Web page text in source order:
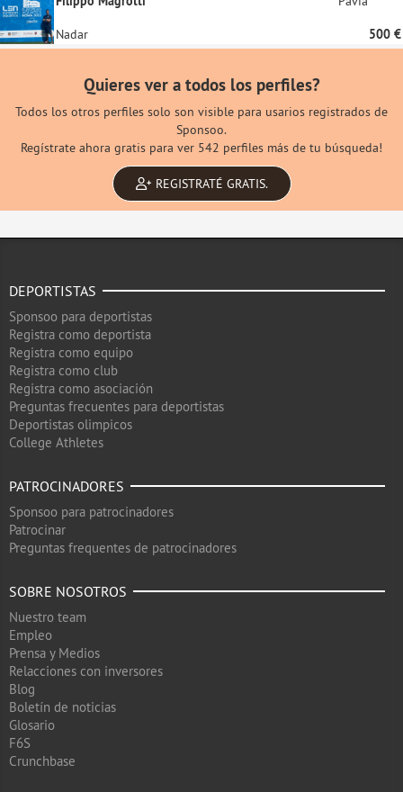
Nadar 500 €
Quieres ver a todos los perfiles?
Todos los otros perfiles solo son visible para usarios registrados de
Sponsoo.
Regístrate ahora gratis para ver 542 perfiles más de tu búsqueda!
REGISTRATÉ GRATIS.
DEPORTISTAS
Sponsoo para deportistas
Registra como deportista
Registra como equipo
Registra como club
Registra como asociación
Preguntas frecuentes para deportistas
Deportistas olimpicos
College Athletes
PATROCINADORES
Sponsoo para patrocinadores
Patrocinar
Preguntas frequentes de patrocinadores
SOBRE NOSOTROS
Nuestro team
Empleo
Prensa y Medios
Relacciones con inversores
Blog
Boletín de noticias
Glosario
F6S
Crunchbase